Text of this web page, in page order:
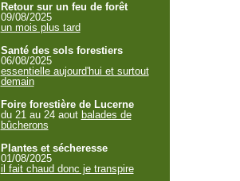
Retour sur un feu de forêt
09/08/2025
un mois plus tard
Santé des sols forestiers
06/08/2025
essentielle aujourd'hui et surtout
demain
Foire forestière de Lucerne
du 21 au 24 aout balades de
bûcherons
Plantes et sécheresse
01/08/2025
il fait chaud donc je transpire